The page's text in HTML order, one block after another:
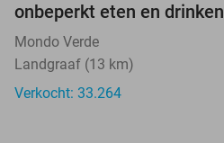
onbeperkt eten en drinken
Mondo Verde
Landgraaf (13 km)
Verkocht: 33.264